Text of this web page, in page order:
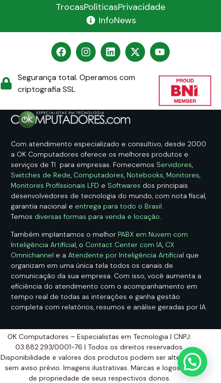
TrocasPolíticasPrivacidade
InfoNews
Segurança total. Operamos com
criptografia SSL
Com atendimento especializado e consultivo, desde 2000
a OK Computadores oferece os melhores produtos e
serviços de TI para empresas. Fornecemos Servidores,
Switches de Rede, Computadores, Notebooks, Monitores,
Monitores Profissionais LFD e Softwares dos principais
desenvolvedores de tecnologia do mundo, com nota fiscal,
garantia nacional e entrega para todo o Brasil.
Temos diversas formas para venda e locação.
Também implantamos o melhor PABX em Nuvem com
Inteligência Artificial, o Contact Center com IA, CX
Omnichannel e aAtendente por Inteligência Artificial que
organizam em uma única tela todos os canais de
comunicação da sua empresa. Com isso, você aumenta a
eficiência do atendimento com o acompanhamento em
tempo real de todas as interações e ganha gestão
completa com relatórios, resumos e análise geradas por IA.
OK Computadores – Especialistas em Tecnologia | CNPJ:
03.882.293/0001-76 | Todos os direitos reservados.
Disponibilidade e valores dos produtos podem ser alterados
sem aviso prévio. Imagens ilustrativas. Marcas e logos são
de propriedade de seus respectivos donos.